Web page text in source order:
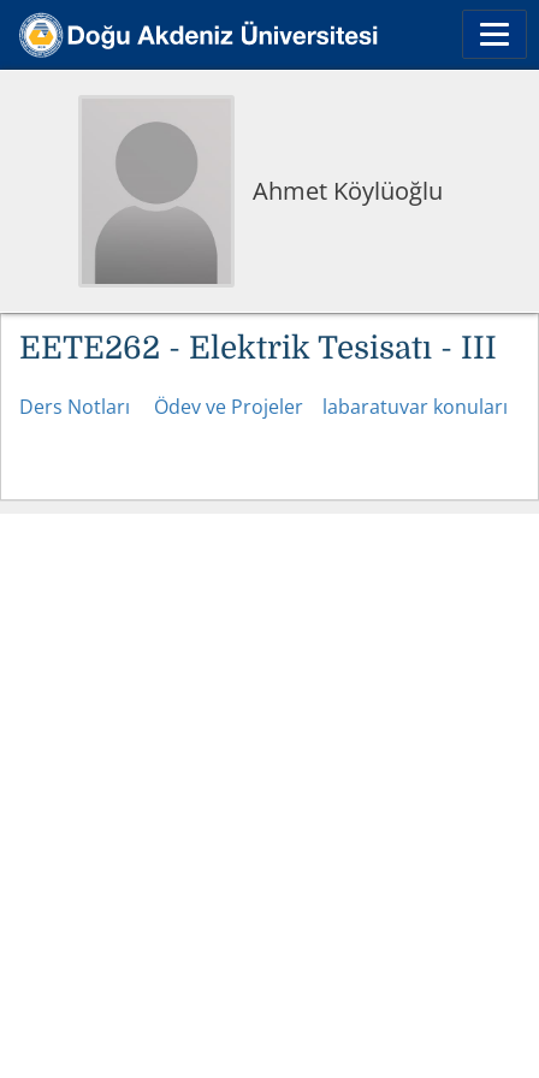
Ahmet Köylüoğlu
EETE262 - Elektrik Tesisatı - III
Ders Notları Ödev ve Projeler labaratuvar konuları